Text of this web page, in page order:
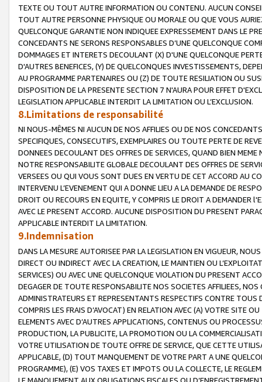
TEXTE OU TOUT AUTRE INFORMATION OU CONTENU. AUCUN
TOUT AUTRE PERSONNE PHYSIQUE OU MORALE OU QUE VOUS
QUELCONQUE GARANTIE NON INDIQUEE EXPRESSEMENT DANS LE
CONCEDANTS NE SERONS RESPONSABLES D’UNE QUELCONQUE
DOMMAGES ET INTERETS DECOULANT (X) D'UNE QUELCONQUE
D'AUTRES BENEFICES, (Y) DE QUELCONQUES INVESTISSEMENTS,
AU PROGRAMME PARTENAIRES OU (Z) DE TOUTE RESILIATION OU
DISPOSITION DE LA PRESENTE SECTION 7 N'AURA POUR EFFET
LEGISLATION APPLICABLE INTERDIT LA LIMITATION OU L’EXCLUSION.
8.Limitations de responsabilité
NI NOUS-MÊMES NI AUCUN DE NOS AFFILIES OU DE NOS
SPECIFIQUES, CONSECUTIFS, EXEMPLAIRES OU TOUTE PERTE DE
DONNEES DECOULANT DES OFFRES DE SERVICES, QUAND BIEN
NOTRE RESPONSABILITE GLOBALE DECOULANT DES OFFRES DE
VERSEES OU QUI VOUS SONT DUES EN VERTU DE CET ACCORD AU
INTERVENU L’EVENEMENT QUI A DONNE LIEU A LA DEMANDE DE
DROIT OU RECOURS EN EQUITE, Y COMPRIS LE DROIT A DEMANDER
AVEC LE PRESENT ACCORD. AUCUNE DISPOSITION DU PRESENT
APPLICABLE INTERDIT LA LIMITATION.
9.Indemnisation
DANS LA MESURE AUTORISEE PAR LA LEGISLATION EN VIGUEUR,
DIRECT OU INDIRECT AVEC LA CREATION, LE MAINTIEN OU
SERVICES) OU AVEC UNE QUELCONQUE VIOLATION DU PRESENT
DEGAGER DE TOUTE RESPONSABILITE NOS SOCIETES AFFILIEES,
ADMINISTRATEURS ET REPRESENTANTS RESPECTIFS CONTRE
COMPRIS LES FRAIS D’AVOCAT) EN RELATION AVEC (A) VOTRE SITE
ELEMENTS AVEC D’AUTRES APPLICATIONS, CONTENUS OU
PRODUCTION, LA PUBLICITE, LA PROMOTION OU LA
VOTRE UTILISATION DE TOUTE OFFRE DE SERVICE, QUE CETTE
APPLICABLE, (D) TOUT MANQUEMENT DE VOTRE PART A UNE
PROGRAMME), (E) VOS TAXES ET IMPOTS OU LA COLLECTE, LE
LE MANQUEMENT AUX OBLIGATIONS FISCALES OU